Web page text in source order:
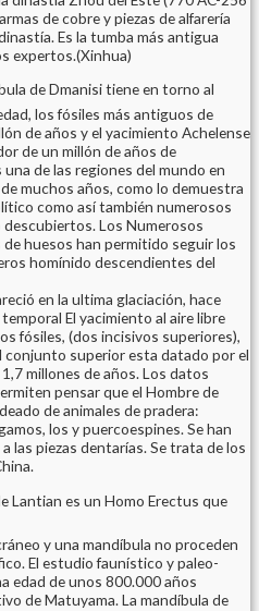
de cobre y piezas de alfarería
Es la tumba más antigua
expertos.(Xinhua)
de Dmanisi tiene en torno al
los fósiles más antiguos de
de años y el yacimiento Achelense
de un millón de años de
de las regiones del mundo en
muchos años, como lo demuestra
como así también numerosos
Los Numerosos
huesos han permitido seguir los
homínido descendientes del
en la ultima glaciación, hace
El yacimiento al aire libre
fósiles, (dos incisivos superiores),
superior esta datado por el
millones de años. Los datos
pensar que el Hombre de
de animales de pradera:
los y puercoespines. Se han
las piezas dentarías. Se trata de los
Lantian es un Homo Erectus que
y una mandíbula no proceden
El estudio faunístico y paleo-
edad de unos 800.000 años
de Matuyama. La mandíbula de